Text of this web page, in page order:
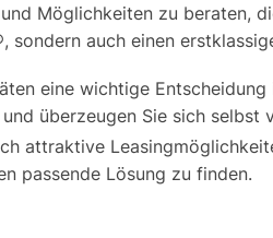
Möglichkeiten zu beraten,
auch einen
eine wichtige
überzeugen Sie sich selbst
attraktive
passende Lösung zu finden.